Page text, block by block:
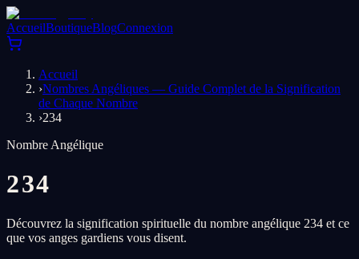
AccueilBoutiqueBlogConnexion
Accueil
›Nombres Angéliques — Guide Complet de la Signification
de Chaque Nombre
›234
Nombre Angélique
234
Découvrez la signification spirituelle du nombre angélique 234 et ce
que vos anges gardiens vous disent.